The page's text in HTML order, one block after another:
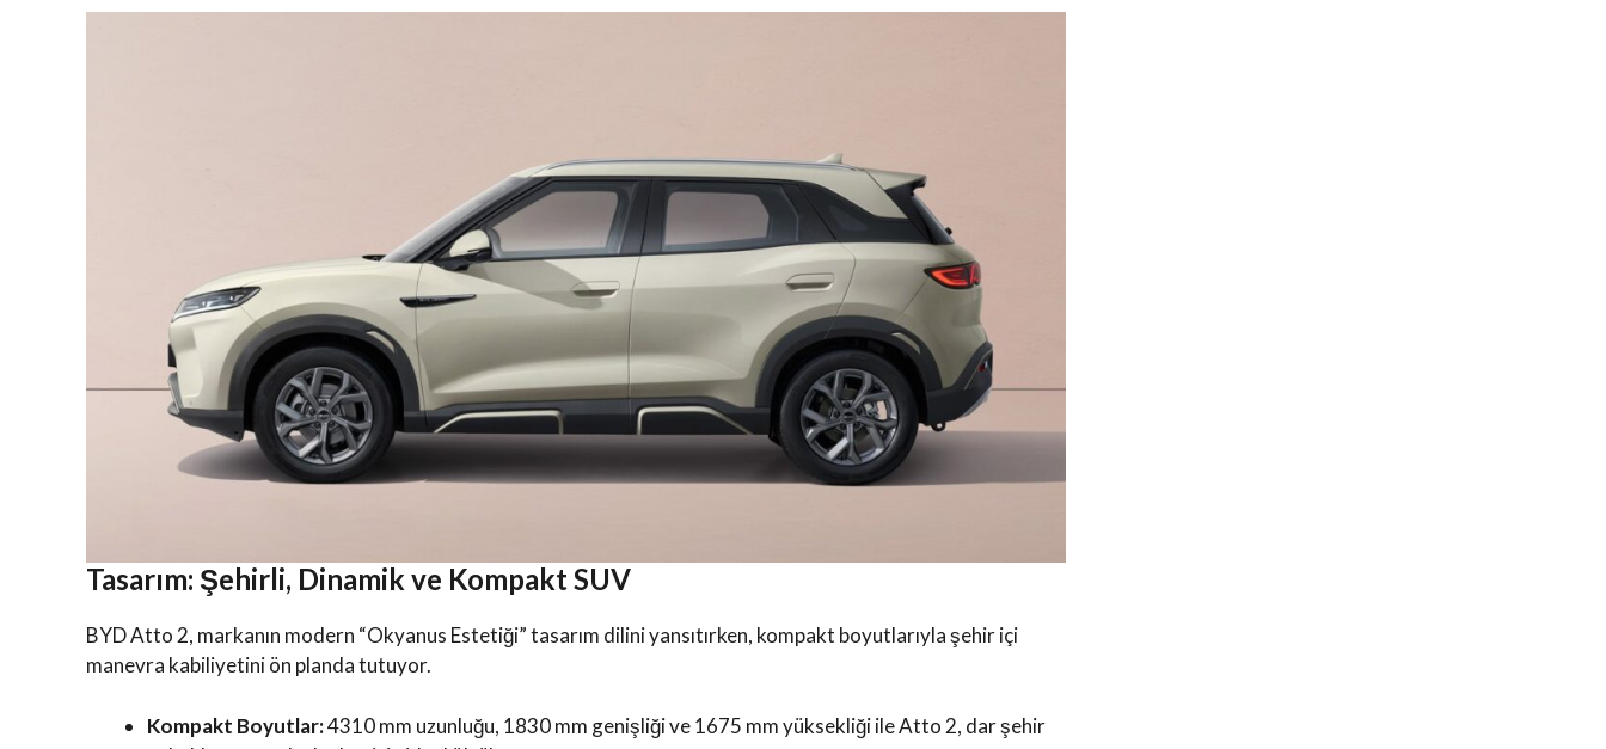
Tasarım: Şehirli, Dinamik ve Kompakt SUV
BYD Atto 2, markanın modern “Okyanus Estetiği” tasarım dilini yansıtırken, kompakt boyutlarıyla şehir içi
manevra kabiliyetini ön planda tutuyor.
Kompakt Boyutlar:4310 mm uzunluğu, 1830 mm genişliği ve 1675 mm yüksekliği ile Atto 2, dar şehir